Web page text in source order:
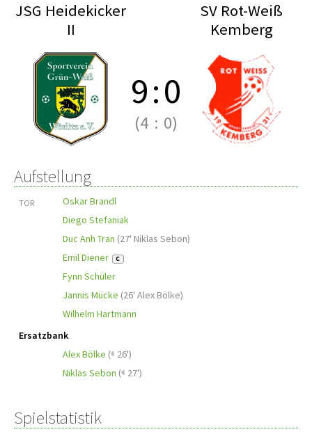
JSG Heidekicker
II
SV Rot-Weiß
Kemberg
9:0
(4 : 0)
Aufstellung
TOR
Oskar Brandl
Diego Stefaniak
Duc Anh Tran (27' Niklas Sebon)
Emil Diener
C
Fynn Schüler
Jannis Mücke (26' Alex Bölke)
Wilhelm Hartmann
Ersatzbank
Alex Bölke ( 26')
Niklas Sebon ( 27')
Spielstatistik